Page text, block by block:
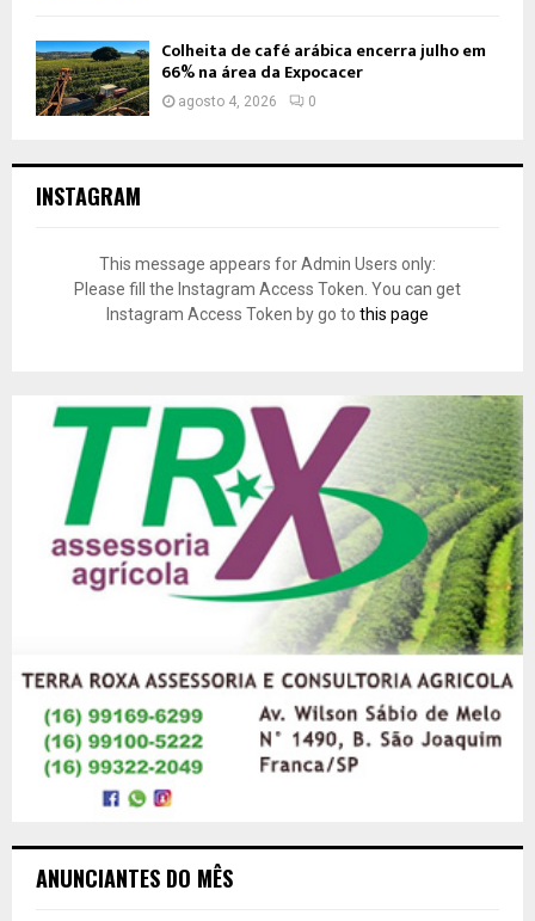
Colheita de café arábica encerra julho em
66% na área da Expocacer
agosto 4, 2026 0
INSTAGRAM
This message appears for Admin Users only:
Please fill the Instagram Access Token. You can get
Instagram Access Token by go to this page
ANUNCIANTES DO MÊS